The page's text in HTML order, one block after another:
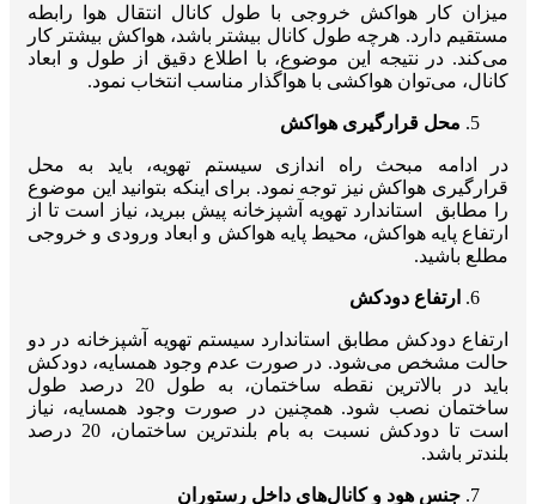
میزان کار هواکش خروجی با طول کانال انتقال هوا رابطه
مستقیم دارد. هرچه طول کانال بیشتر باشد، هواکش بیشتر کار
می‌کند. در نتیجه این موضوع، با اطلاع دقیق از طول و ابعاد
کانال، می‌توان هواکشی با هواگذار مناسب انتخاب نمود.
محل قرارگیری هواکش
در ادامه مبحث راه اندازی سیستم تهویه، باید به محل
قرارگیری هواکش نیز توجه نمود. برای اینکه بتوانید این موضوع
را مطابق استاندارد تهویه آشپزخانه پیش ببرید، نیاز است تا از
ارتفاع پایه هواکش، محیط پایه هواکش و ابعاد ورودی و خروجی
مطلع باشید.
ارتفاع دودکش
ارتفاع دودکش مطابق استاندارد سیستم تهویه آشپزخانه در دو
حالت مشخص می‌شود. در صورت عدم وجود همسایه، دودکش
باید در بالاترین نقطه ساختمان، به طول 20 درصد طول
ساختمان نصب شود. همچنین در صورت وجود همسایه، نیاز
است تا دودکش نسبت به بام بلندترین ساختمان، 20 درصد
بلندتر باشد.
جنس هود و کانال‌های داخل رستوران